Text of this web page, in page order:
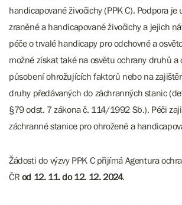
handicapované živočichy (PPK C). Podpora je
zraněné a handicapované živočichy a jejich
péče o trvalé handicapy pro odchovné a
možné získat také na osvětu ochrany druhů a
působení ohrožujících faktorů nebo na
druhy předávaných do záchranných stanic
§79 odst. 7 zákona č. 114/1992 Sb.). Péči
záchranné stanice pro ohrožené a
Žádosti do výzvy PPK C přijímá Agentura
ČR od 12. 11. do 12. 12. 2024.